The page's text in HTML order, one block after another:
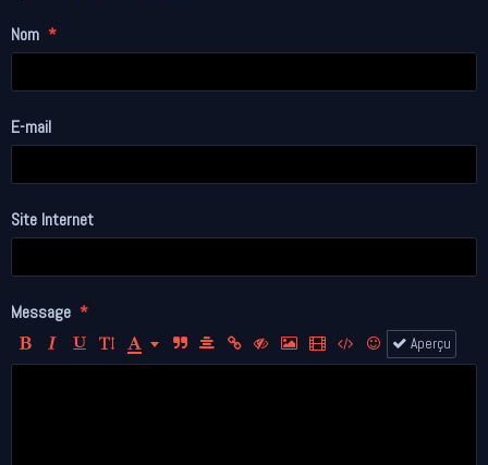
Nom
E-mail
Site Internet
Message
Aperçu